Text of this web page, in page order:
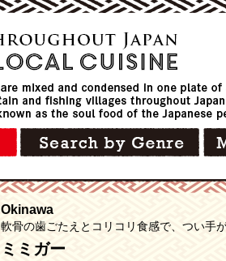
Okinawa
軟骨の歯ごたえとコリコリ食感で、つい手
ミミガー